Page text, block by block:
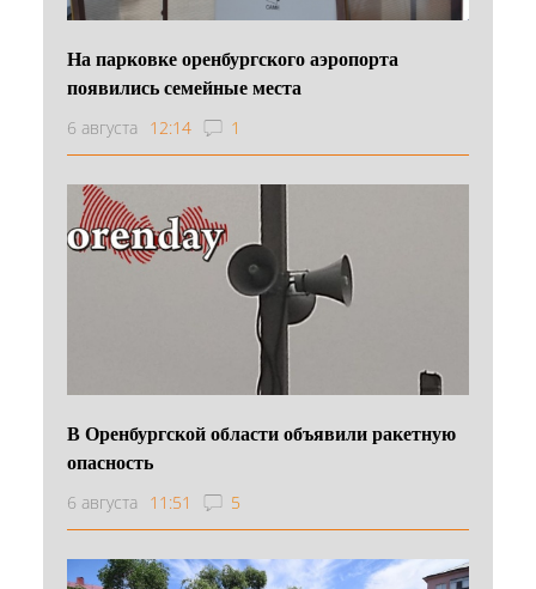
На парковке оренбургского аэропорта
появились семейные места
6 августа 12:14 1
В Оренбургской области объявили ракетную
опасность
6 августа 11:51 5